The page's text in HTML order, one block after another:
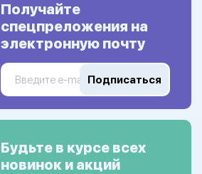
Получайте
спецпреложения на
электронную почту
Подписаться
Будьте в курсе всех
новинок и акций